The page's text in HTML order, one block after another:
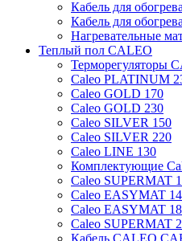
Кабель для
Кабель для
Нагревательные
Теплый пол CALEO
Терморегуляторы
Caleo PLATINUM
Caleo GOLD 170
Caleo GOLD 230
Caleo SILVER 150
Caleo SILVER 220
Caleo LINE 130
Комплектующие
Caleo SUPERMAT
Caleo EASYMAT
Caleo EASYMAT
Caleo SUPERMAT
Кабель CALEO